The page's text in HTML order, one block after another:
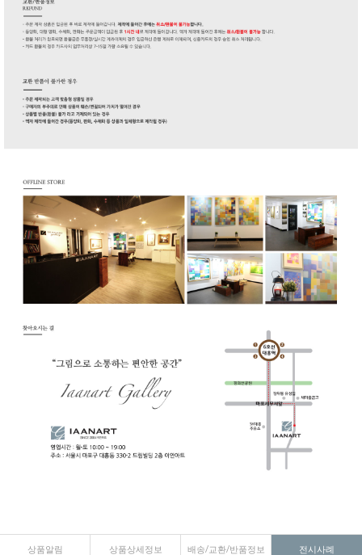
상품알림 상품상세정보 배송/교환/반품정보 전시사례